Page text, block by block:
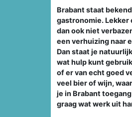
Brabant staat
gastronomie. Lekker
dan ook niet
een verhuizing naar
Dan staat je
wat hulp kunt
of er van echt goed
veel bier of wijn,
je in Brabant
graag wat werk uit